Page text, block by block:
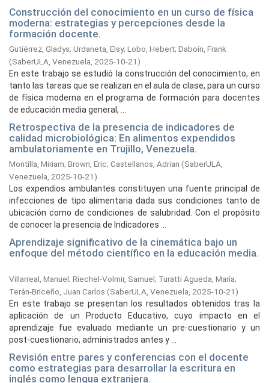
Construcción del conocimiento en un curso de física
moderna: estrategias y percepciones desde la
formación docente.
Gutiérrez, Gladys; Urdaneta, Elsy; Lobo, Hebert; Daboín, Frank
(SaberULA, Venezuela, 2025-10-21)
En este trabajo se estudió la construcción del conocimiento, en
tanto las tareas que se realizan en el aula de clase, para un curso
de física moderna en el programa de formación para docentes
de educación media general, ...
Retrospectiva de la presencia de indicadores de
calidad microbiológica: En alimentos expendidos
ambulatoriamente en Trujillo, Venezuela.
Montilla, Miriam; Brown, Eric; Castellanos, Adrian (SaberULA,
Venezuela, 2025-10-21)
Los expendios ambulantes constituyen una fuente principal de
infecciones de tipo alimentaria dada sus condiciones tanto de
ubicación como de condiciones de salubridad. Con el propósito
de conocer la presencia de Indicadores ...
Aprendizaje significativo de la cinemática bajo un
enfoque del método científico en la educación media.
Villarreal, Manuel; Riechel-Volmir, Samuel; Turatti Agueda, María;
Terán-Briceño, Juan Carlos (SaberULA, Venezuela, 2025-10-21)
En este trabajo se presentan los resultados obtenidos tras la
aplicación de un Producto Educativo, cuyo impacto en el
aprendizaje fue evaluado mediante un pre-cuestionario y un
post-cuestionario, administrados antes y ...
Revisión entre pares y conferencias con el docente
como estrategias para desarrollar la escritura en
inglés como lengua extranjera.